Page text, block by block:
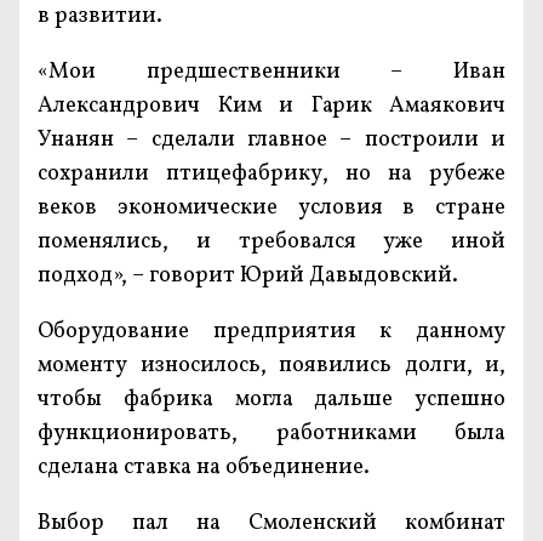
в развитии.
«Мои предшественники – Иван
Александрович Ким и Гарик Амаякович
Унанян – сделали главное – построили и
сохранили птицефабрику, но на рубеже
веков экономические условия в стране
поменялись, и требовался уже иной
подход», – говорит Юрий Давыдовский.
Оборудование предприятия к данному
моменту износилось, появились долги, и,
чтобы фабрика могла дальше успешно
функционировать, работниками была
сделана ставка на объединение.
Выбор пал на Смоленский комбинат